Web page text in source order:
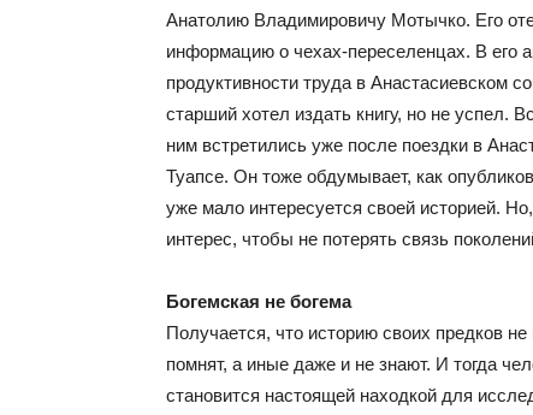
Анатолию Владимировичу Мотычко. Его
информацию о чехах-переселенцах. В его
продуктивности труда в Анастасиевском
старший хотел издать книгу, но не успел.
ним встретились уже после поездки в
Туапсе. Он тоже обдумывает, как
уже мало интересуется своей историей.
интерес, чтобы не потерять связь
Богемская не богема
Получается, что историю своих предков
помнят, а иные даже и не знают. И тогда
становится настоящей находкой для